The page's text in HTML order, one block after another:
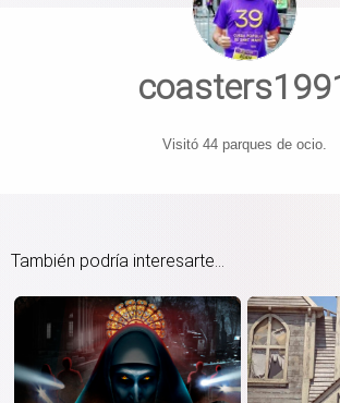
Visitó 44 parques de ocio.
También podría interesarte...